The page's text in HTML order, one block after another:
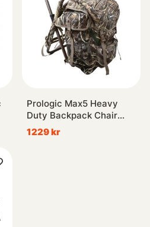
Prologic Max5 Heavy
Duty Backpack Chair
(34x32x51cm)
1229 kr